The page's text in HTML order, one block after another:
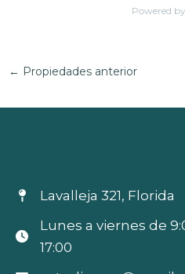
Powered by
← Propiedades anterior
Lavalleja 321, Florida
Lunes a viernes de
17:00